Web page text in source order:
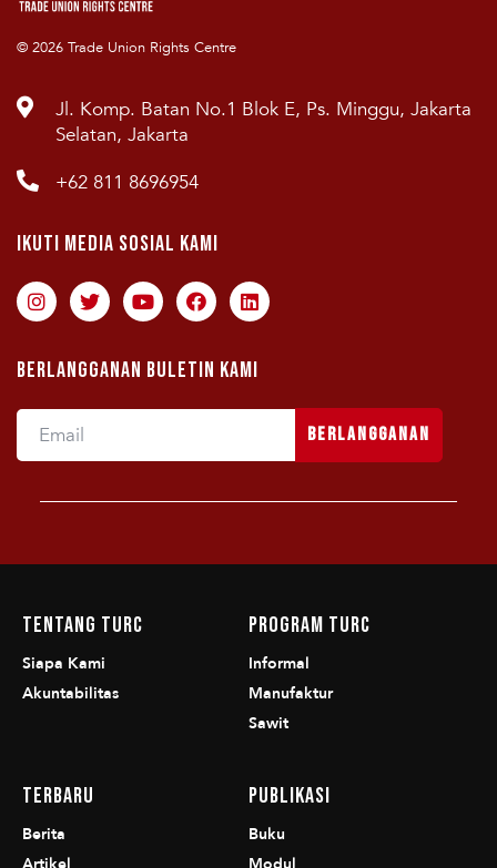
© 2026 Trade Union Rights Centre
Jl. Komp. Batan No.1 Blok E, Ps. Minggu, Jakarta
Selatan, Jakarta
+62 811 8696954
Ikuti Media Sosial Kami
Berlangganan Buletin Kami
Berlangganan
Tentang TURC
Siapa Kami
Akuntabilitas
Program TURC
Informal
Manufaktur
Sawit
Terbaru
Berita
Publikasi
Buku